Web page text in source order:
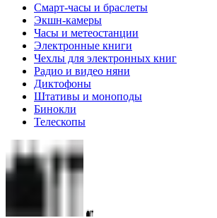
Смарт-часы и браслеты
Экшн-камеры
Часы и метеостанции
Электронные книги
Чехлы для электронных книг
Радио и видео няни
Диктофоны
Штативы и моноподы
Бинокли
Телескопы